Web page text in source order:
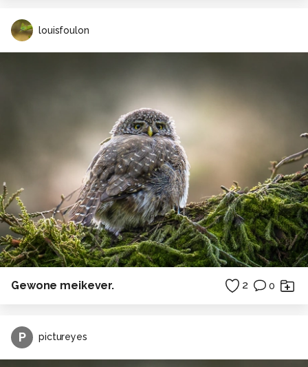
louisfoulon
Gewone meikever. 2 0
P pictureyes